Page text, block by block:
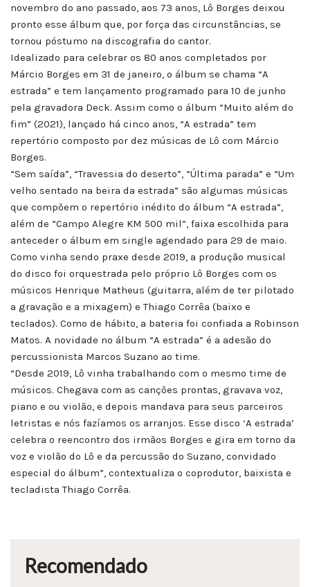
novembro do ano passado, aos 73 anos, Lô Borges deixou
pronto esse álbum que, por força das circunstâncias, se
tornou póstumo na discografia do cantor.
Idealizado para celebrar os 80 anos completados por
Márcio Borges em 31 de janeiro, o álbum se chama “A
estrada” e tem lançamento programado para 10 de junho
pela gravadora Deck. Assim como o álbum “Muito além do
fim” (2021), lançado há cinco anos, “A estrada” tem
repertório composto por dez músicas de Lô com Márcio
Borges.
“Sem saída”, “Travessia do deserto”, “Última parada” e “Um
velho sentado na beira da estrada” são algumas músicas
que compõem o repertório inédito do álbum “A estrada”,
além de “Campo Alegre KM 500 mil”, faixa escolhida para
anteceder o álbum em single agendado para 29 de maio.
Como vinha sendo praxe desde 2019, a produção musical
do disco foi orquestrada pelo próprio Lô Borges com os
músicos Henrique Matheus (guitarra, além de ter pilotado
a gravação e a mixagem) e Thiago Corrêa (baixo e
teclados). Como de hábito, a bateria foi confiada a Robinson
Matos. A novidade no álbum “A estrada” é a adesão do
percussionista Marcos Suzano ao time.
“Desde 2019, Lô vinha trabalhando com o mesmo time de
músicos. Chegava com as canções prontas, gravava voz,
piano e ou violão, e depois mandava para seus parceiros
letristas e nós fazíamos os arranjos. Esse disco ‘A estrada’
celebra o reencontro dos irmãos Borges e gira em torno da
voz e violão do Lô e da percussão do Suzano, convidado
especial do álbum”, contextualiza o coprodutor, baixista e
tecladista Thiago Corrêa.
Recomendado